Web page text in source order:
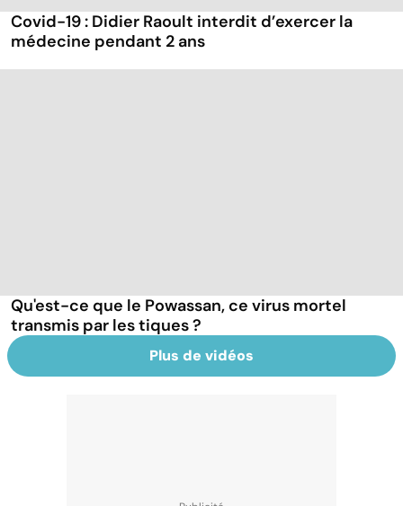
Covid-19 : Didier Raoult interdit d’exercer la
médecine pendant 2 ans
Qu'est-ce que le Powassan, ce virus mortel
transmis par les tiques ?
Plus de vidéos